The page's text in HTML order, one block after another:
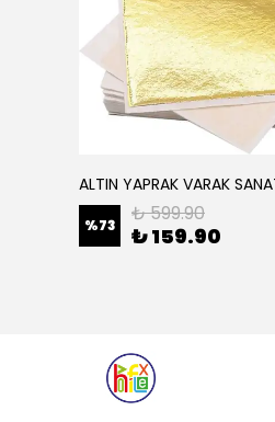
%73 ₺ 599.90
₺ 159.90